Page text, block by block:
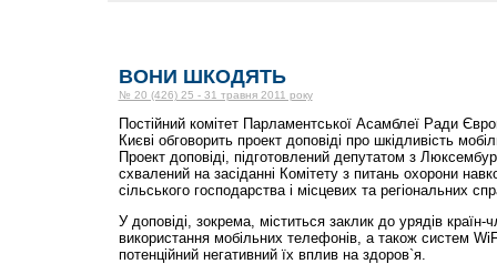
ВОНИ ШКОДЯТЬ
№ 20 (426) 25 - 31 травня 2011 року
Постійний комітет Парламентської Асамблеї Ради
Києві обговорить проект доповіді про шкідливість
Проект доповіді, підготовлений депутатом з
схвалений на засіданні Комітету з питань охорони
сільського господарства і місцевих та регіональних
У доповіді, зокрема, міститься заклик до урядів
використання мобільних телефонів, а також систем
потенційний негативний їх вплив на здоров`я.